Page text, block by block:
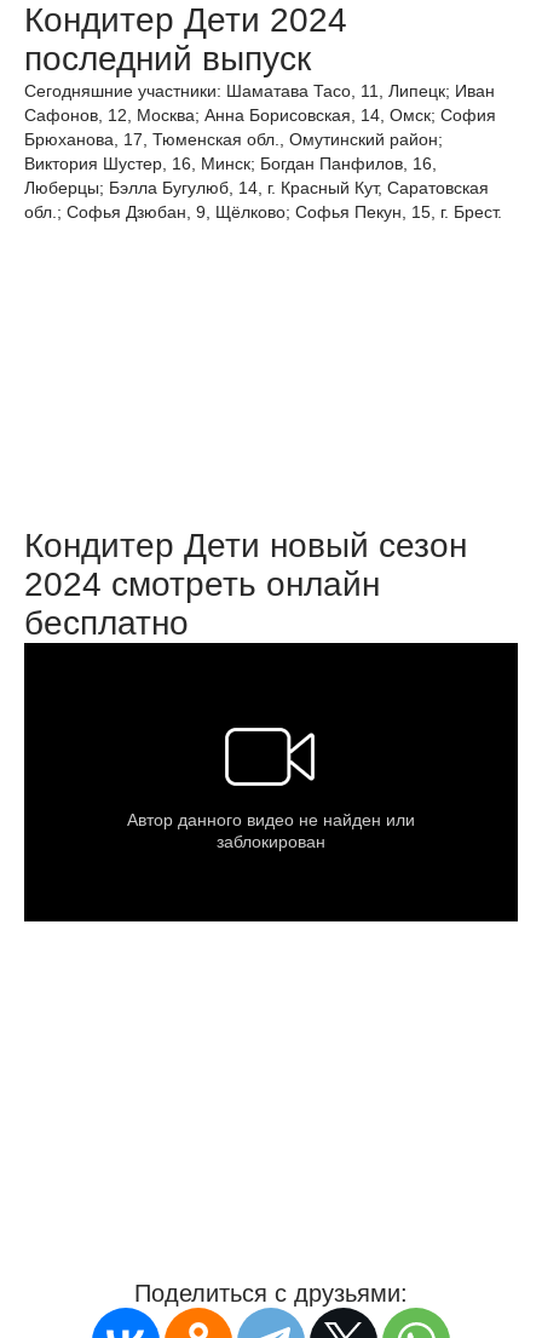
Кондитер Дети 2024
последний выпуск
Сегодняшние участники: Шаматава Тасо, 11, Липецк; Иван
Сафонов, 12, Москва; Анна Борисовская, 14, Омск; София
Брюханова, 17, Тюменская обл., Омутинский район;
Виктория Шустер, 16, Минск; Богдан Панфилов, 16,
Люберцы; Бэлла Бугулюб, 14, г. Красный Кут, Саратовская
обл.; Софья Дзюбан, 9, Щёлково; Софья Пекун, 15, г. Брест.
Кондитер Дети новый сезон
2024 смотреть онлайн
бесплатно
Поделиться с друзьями: